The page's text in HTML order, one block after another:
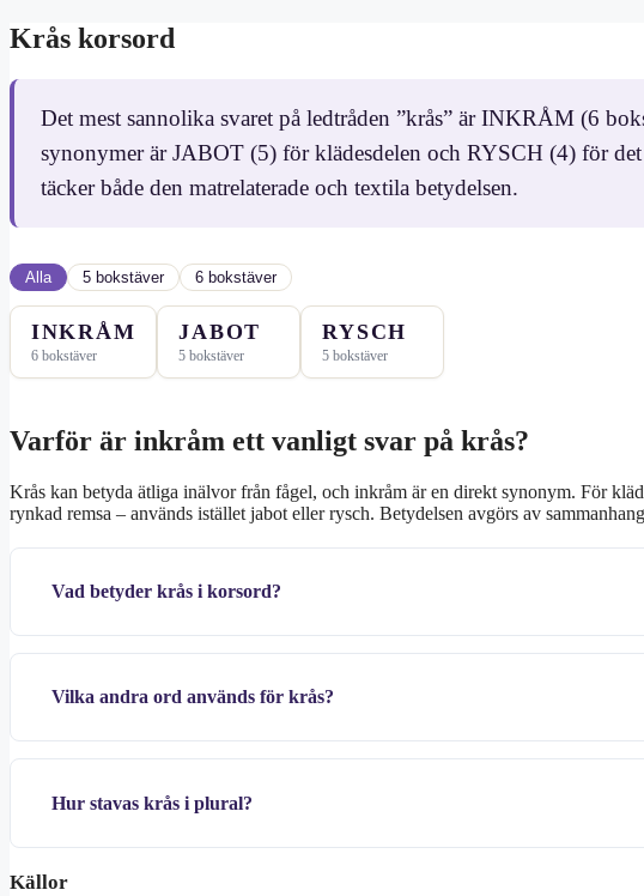
Krås korsord
Det mest sannolika svaret på ledtråden ”krås” är INKRÅM (6
synonymer är JABOT (5) för klädesdelen och RYSCH (4) för
täcker både den matrelaterade och textila betydelsen.
Alla 5 bokstäver 6 bokstäver
INKRÅM
6 bokstäver
JABOT
5 bokstäver
RYSCH
5 bokstäver
Varför är inkråm ett vanligt svar på krås?
Krås kan betyda ätliga inälvor från fågel, och inkråm är en direkt synonym. För
rynkad remsa – används istället jabot eller rysch. Betydelsen avgörs av
Vad betyder krås i korsord?
Vilka andra ord används för krås?
Hur stavas krås i plural?
Källor